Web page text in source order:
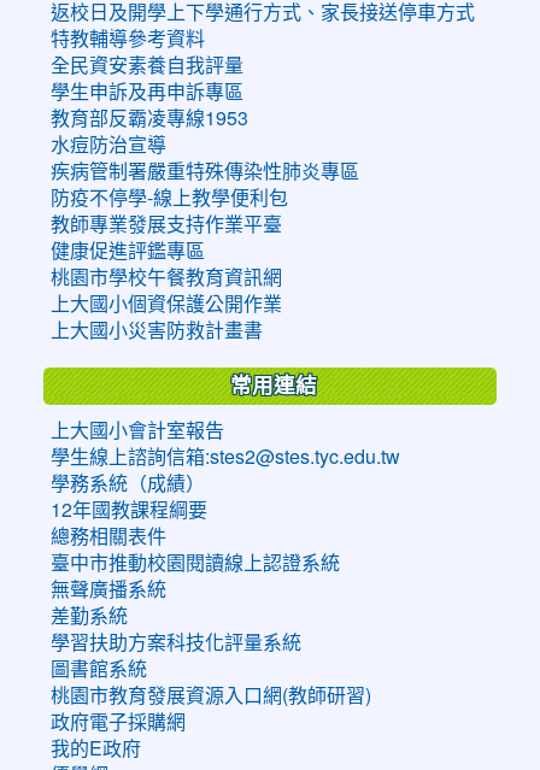
返校日及開學上下學通行方式、家長接送停車方式
特教輔導參考資料
全民資安素養自我評量
學生申訴及再申訴專區
教育部反霸凌專線1953
水痘防治宣導
疾病管制署嚴重特殊傳染性肺炎專區
防疫不停學-線上教學便利包
教師專業發展支持作業平臺
健康促進評鑑專區
桃園市學校午餐教育資訊網
上大國小個資保護公開作業
上大國小災害防救計畫書
常用連結
上大國小會計室報告
學生線上諮詢信箱:stes2@stes.tyc.edu.tw
學務系統（成績）
12年國教課程綱要
總務相關表件
臺中市推動校園閱讀線上認證系統
無聲廣播系統
差勤系統
學習扶助方案科技化評量系統
圖書館系統
桃園市教育發展資源入口網(教師研習)
政府電子採購網
我的E政府